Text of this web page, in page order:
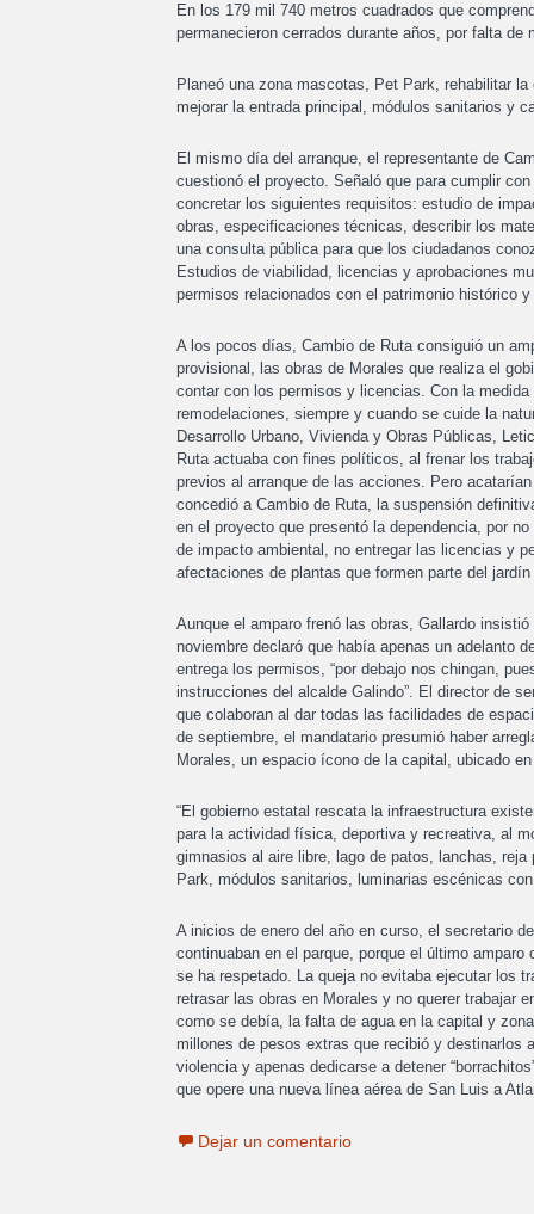
En los 179 mil 740 metros cuadrados que
permanecieron cerrados durante años, por falta de
Planeó una zona mascotas, Pet Park, rehabilitar
mejorar la entrada principal, módulos sanitarios y
El mismo día del arranque, el representante de
cuestionó el proyecto. Señaló que para cumplir
concretar los siguientes requisitos: estudio de
obras, especificaciones técnicas, describir los
una consulta pública para que los ciudadanos
Estudios de viabilidad, licencias y aprobaciones
permisos relacionados con el patrimonio histórico
A los pocos días, Cambio de Ruta consiguió un
provisional, las obras de Morales que realiza el
contar con los permisos y licencias. Con la
remodelaciones, siempre y cuando se cuide la
Desarrollo Urbano, Vivienda y Obras Públicas,
Ruta actuaba con fines políticos, al frenar los
previos al arranque de las acciones. Pero
concedió a Cambio de Ruta, la suspensión
en el proyecto que presentó la dependencia, por
de impacto ambiental, no entregar las licencias y
afectaciones de plantas que formen parte del jardín
Aunque el amparo frenó las obras, Gallardo
noviembre declaró que había apenas un adelanto
entrega los permisos, “por debajo nos chingan,
instrucciones del alcalde Galindo”. El director de
que colaboran al dar todas las facilidades de
de septiembre, el mandatario presumió haber
Morales, un espacio ícono de la capital, ubicado
“El gobierno estatal rescata la infraestructura
para la actividad física, deportiva y recreativa, al
gimnasios al aire libre, lago de patos, lanchas,
Park, módulos sanitarios, luminarias escénicas
A inicios de enero del año en curso, el secretario
continuaban en el parque, porque el último
se ha respetado. La queja no evitaba ejecutar los
retrasar las obras en Morales y no querer trabajar
como se debía, la falta de agua en la capital y
millones de pesos extras que recibió y destinarlos
violencia y apenas dedicarse a detener
que opere una nueva línea aérea de San Luis a
Dejar un comentario